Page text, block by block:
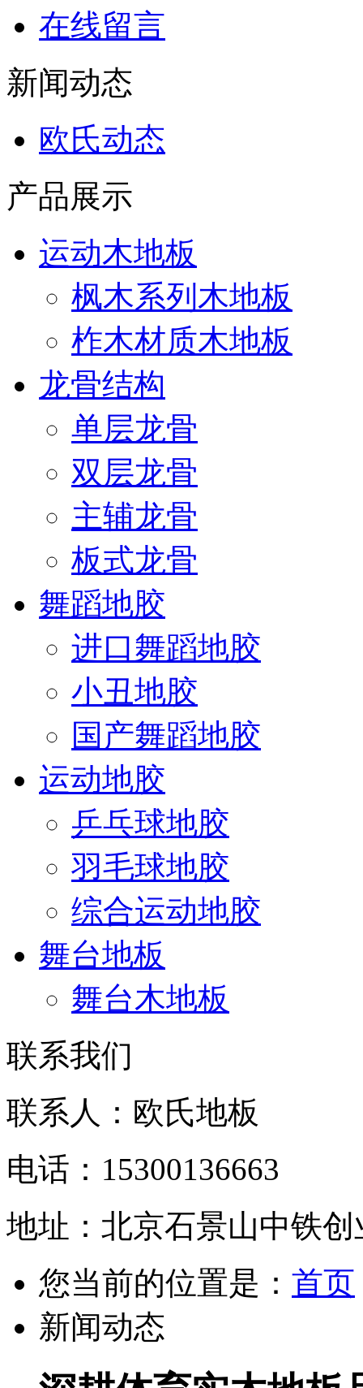
在线留言
新闻动态
欧氏动态
产品展示
运动木地板
枫木系列木地板
柞木材质木地板
龙骨结构
单层龙骨
双层龙骨
主辅龙骨
板式龙骨
舞蹈地胶
进口舞蹈地胶
小丑地胶
国产舞蹈地胶
运动地胶
乒乓球地胶
羽毛球地胶
综合运动地胶
舞台地板
舞台木地板
联系我们
联系人：欧氏地板
电话：15300136663
地址：北京石景山中铁
您当前的位置是： 首页
新闻动态